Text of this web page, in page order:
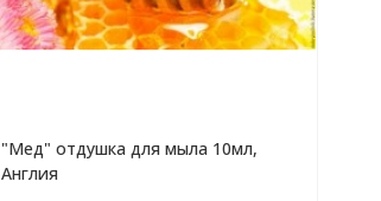
"Мед" отдушка для мыла 10мл,
Англия